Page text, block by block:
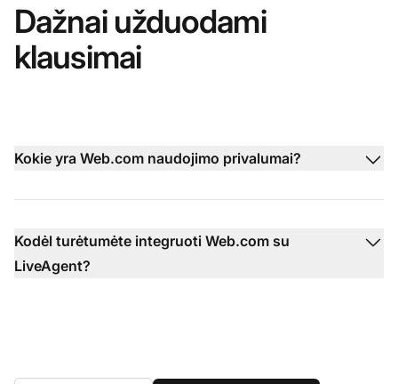
Dažnai užduodami
klausimai
Kokie yra Web.com naudojimo privalumai?
Kodėl turėtumėte integruoti Web.com su
LiveAgent?